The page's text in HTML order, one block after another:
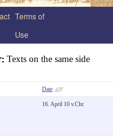
Terms of
Use
Texts on the same side
Date
16. April 10 v.Chr.